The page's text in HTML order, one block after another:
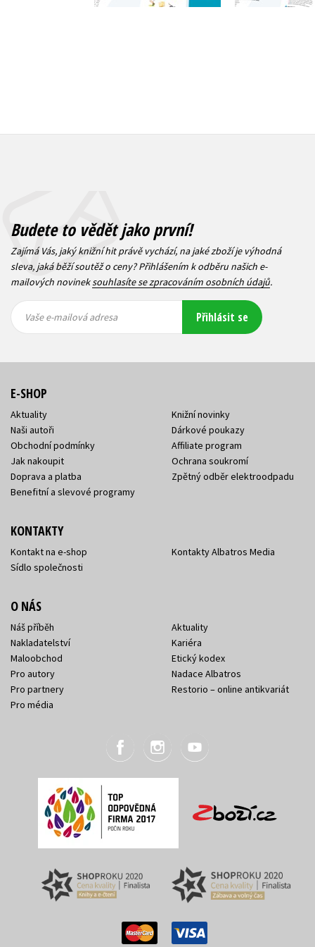
Budete to vědět jako první!
Zajímá Vás, jaký knižní hit právě vychází, na jaké zboží je výhodná
sleva, jaká běží soutěž o ceny? Přihlášením k odběru našich e-
mailových novineksouhlasíte se zpracováním osobních údajů.
mailová
mailová
Vaše e-mailová adresa Přihlásit se
E-SHOP
Aktuality
Naši autoři
Obchodní podmínky
Jak nakoupit
Doprava a platba
Benefitní a slevové programy
Knižní novinky
Dárkové poukazy
Affiliate program
Ochrana soukromí
Zpětný odběr elektroodpadu
KONTAKTY
Kontakt na e-shop
Sídlo společnosti
Kontakty Albatros Media
O NÁS
Náš příběh
Nakladatelství
Maloobchod
Pro autory
Pro partnery
Pro média
Aktuality
Kariéra
Etický kodex
Nadace Albatros
Restorio – online antikvariát